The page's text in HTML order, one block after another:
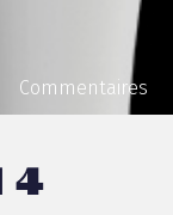
Commentaires
4